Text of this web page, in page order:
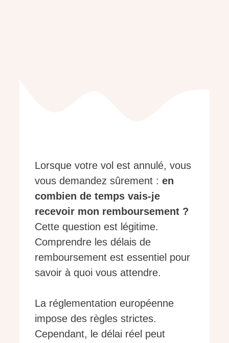
Lorsque votre vol est annulé, vous
vous demandez sûrement : en
combien de temps vais-je
recevoir mon remboursement ?
Cette question est légitime.
Comprendre les délais de
remboursement est essentiel pour
savoir à quoi vous attendre.
La réglementation européenne
impose des règles strictes.
Cependant, le délai réel peut